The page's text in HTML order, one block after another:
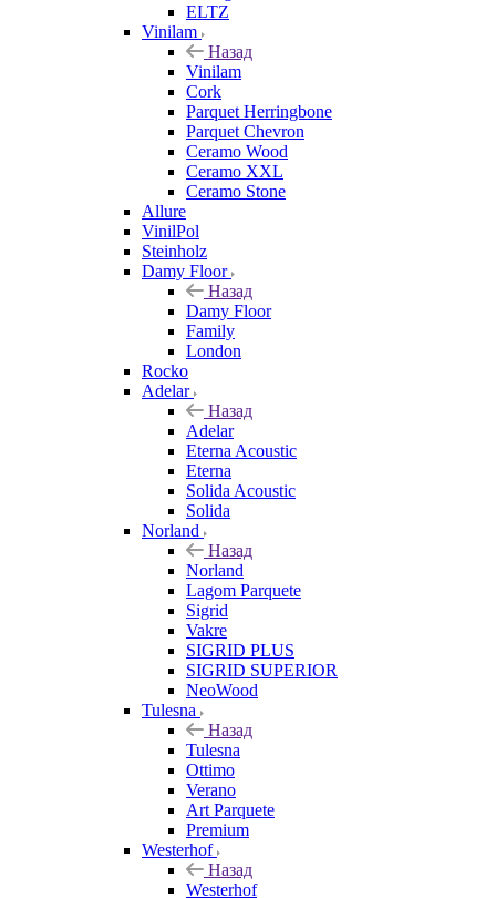
ELTZ
Vinilam
Назад
Vinilam
Cork
Parquet Herringbone
Parquet Chevron
Ceramo Wood
Ceramo XXL
Ceramo Stone
Allure
VinilPol
Steinholz
Damy Floor
Назад
Damy Floor
Family
London
Rocko
Adelar
Назад
Adelar
Eterna Acoustic
Eterna
Solida Acoustic
Solida
Norland
Назад
Norland
Lagom Parquete
Sigrid
Vakre
SIGRID PLUS
SIGRID SUPERIOR
NeoWood
Tulesna
Назад
Tulesna
Ottimo
Verano
Art Parquete
Premium
Westerhof
Назад
Westerhof